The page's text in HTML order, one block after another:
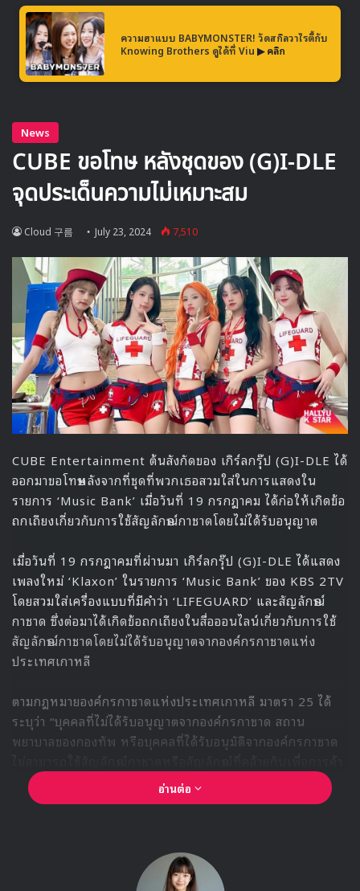
ติดตามรายละเอียดเพิ่มเติมได้ที่ Facebook @imethailand,
IG และ Twitter @ime_th
XG
ความฮาแบบ BABYMONSTER! วัดสกิลวาไรตี้กับ
Knowing Brothers ดูได้ที่ Viu ▶ คลิก